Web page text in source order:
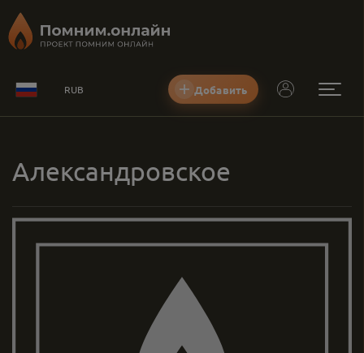
RUB Добавить
Александровское